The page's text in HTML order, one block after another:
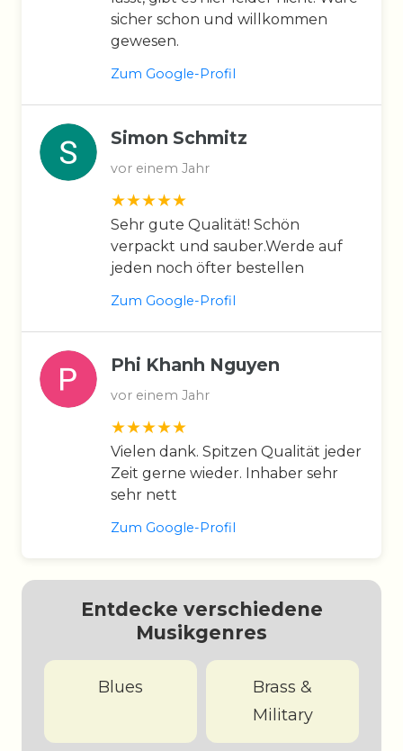
sicher schon und willkommen
gewesen.
Zum Google-Profil
Simon Schmitz
vor einem Jahr
Sehr gute Qualität! Schön
verpackt und sauber.Werde auf
jeden noch öfter bestellen
Zum Google-Profil
Phi Khanh Nguyen
vor einem Jahr
Vielen dank. Spitzen Qualität jeder
Zeit gerne wieder. Inhaber sehr
sehr nett
Zum Google-Profil
Entdecke verschiedene
Musikgenres
Blues
Brass &
Military